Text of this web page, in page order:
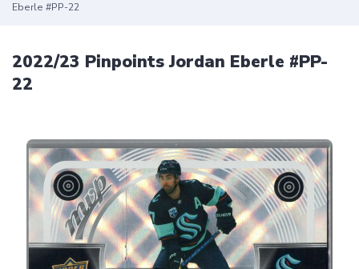
Eberle #PP-22
2022/23 Pinpoints Jordan Eberle #PP-
22